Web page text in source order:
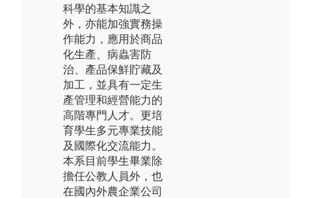
科學的基本知識之
外，亦能加強實務操
作能力，應用於商品
化生產、病蟲害防
治、產品保鮮貯藏及
加工，並具有一定生
產管理和經營能力的
高階專門人才。更培
育學生多元專業技能
及國際化交流能力。
本系目前學生畢業除
擔任公教人員外，也
在國內外農企業公司